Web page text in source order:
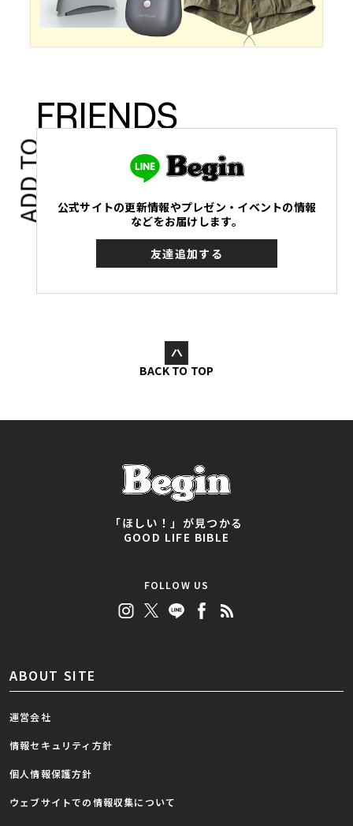
ADD TO
FRIENDS
公式サイトの更新情報やプレゼン・イベントの情報
などをお届けします。
友達追加する
BACK TO TOP
「ほしい！」が見つかる
GOOD LIFE BIBLE
FOLLOW US
ABOUT SITE
運営会社
情報セキュリティ方針
個人情報保護方針
ウェブサイトでの情報収集について